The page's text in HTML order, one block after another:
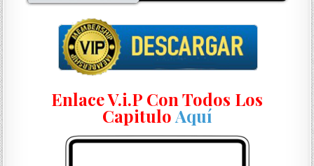
Enlace V.i.P Con Todos Los
Capitulo Aquí